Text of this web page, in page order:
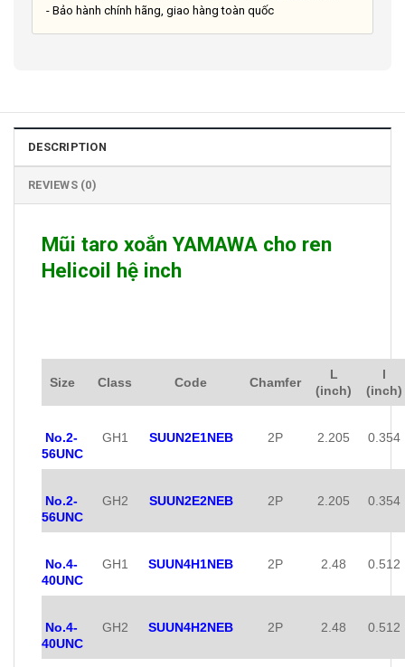
- Bảo hành chính hãng, giao hàng toàn quốc
DESCRIPTION
REVIEWS (0)
Mũi taro xoắn YAMAWA cho ren
Helicoil hệ inch
Size Class Code Chamfer
L
(inch)
l
(inch)
No.2-
56UNC
GH1 SUUN2E1NEB 2P 2.205 0.354
No.2-
56UNC
GH2 SUUN2E2NEB 2P 2.205 0.354
No.4-
40UNC
GH1 SUUN4H1NEB 2P 2.48 0.512
No.4-
40UNC
GH2 SUUN4H2NEB 2P 2.48 0.512